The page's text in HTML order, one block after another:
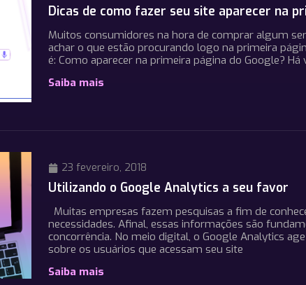
Dicas de como fazer seu site aparecer na
Muitos consumidores na hora de comprar algum
achar o que estão procurando logo na primeira
é: Como aparecer na primeira página do Google?
Saiba mais
23 fevereiro, 2018
Utilizando o Google Analytics a seu favor
Muitas empresas fazem pesquisas a fim de
necessidades. Afinal, essas informações são
concorrência. No meio digital, o Google Analytics
sobre os usuários que acessam seu site
Saiba mais